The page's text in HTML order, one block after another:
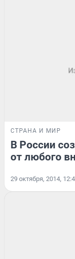
СТРАНА И МИР
В России
от любого
29 октября, 2014,